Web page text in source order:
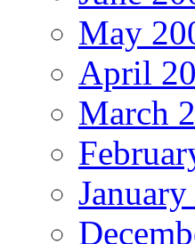
May
April
March